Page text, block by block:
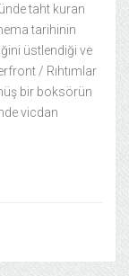
taht kuran
tarihinin
üstlendiği ve
/ Rıhtımlar
bir boksörün
vicdan